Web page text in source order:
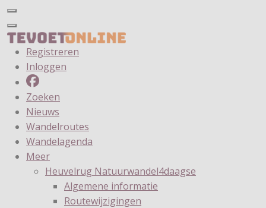
Registreren
Inloggen
Zoeken
Nieuws
Wandelroutes
Wandelagenda
Meer
Heuvelrug Natuurwandel4daagse
Algemene informatie
Routewijzigingen